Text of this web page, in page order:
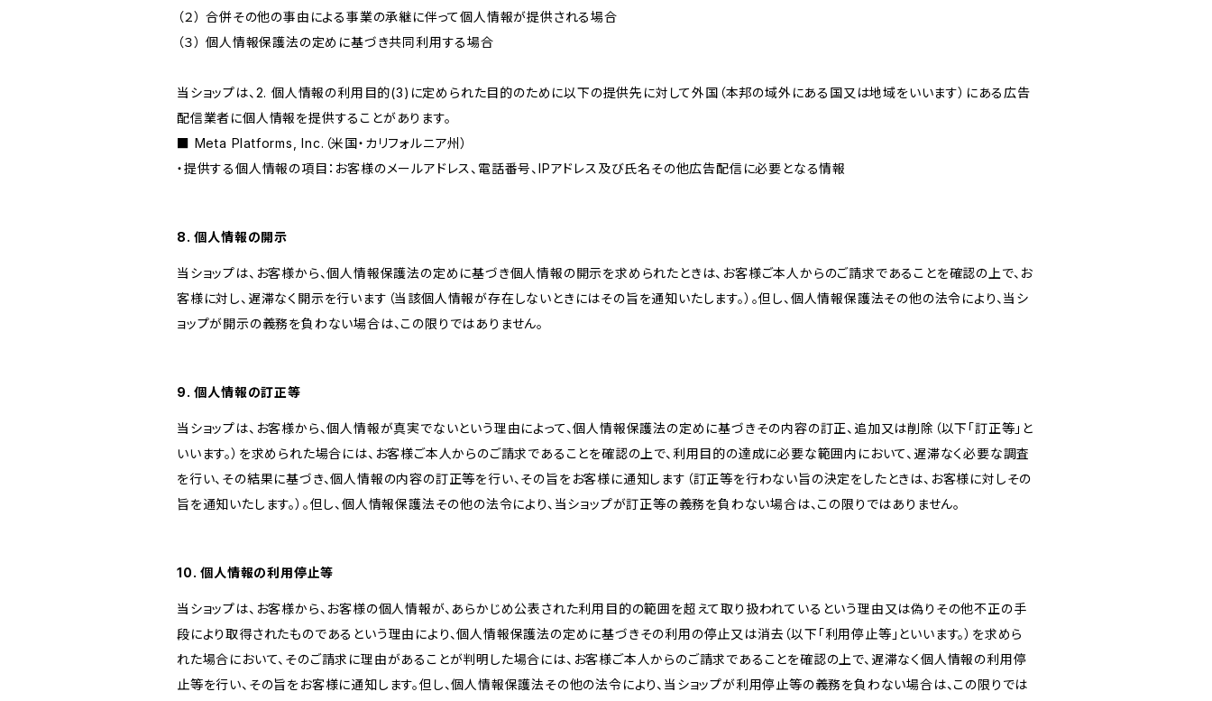
（２） 合併その他の事由による事業の承継に伴って個人情報が提供される場合
（３） 個人情報保護法の定めに基づき共同利用する場合
当ショップは、2. 個人情報の利用目的(3)に定められた目的のために以下の提供先に対して外国（本邦の域外にある国又は地域をいいます）にある広告
配信業者に個人情報を提供することがあります。
■ Meta Platforms, Inc.（米国・カリフォルニア州）
・提供する個人情報の項目：お客様のメールアドレス、電話番号、IPアドレス及び氏名その他広告配信に必要となる情報
8. 個人情報の開示
当ショップは、お客様から、個人情報保護法の定めに基づき個人情報の開示を求められたときは、お客様ご本人からのご請求であることを確認の上で、お
客様に対し、遅滞なく開示を行います（当該個人情報が存在しないときにはその旨を通知いたします。）。但し、個人情報保護法その他の法令により、当シ
ョップが開示の義務を負わない場合は、この限りではありません。
9. 個人情報の訂正等
当ショップは、お客様から、個人情報が真実でないという理由によって、個人情報保護法の定めに基づきその内容の訂正、追加又は削除（以下「訂正等」と
いいます。）を求められた場合には、お客様ご本人からのご請求であることを確認の上で、利用目的の達成に必要な範囲内において、遅滞なく必要な調査
を行い、その結果に基づき、個人情報の内容の訂正等を行い、その旨をお客様に通知します（訂正等を行わない旨の決定をしたときは、お客様に対しその
旨を通知いたします。）。但し、個人情報保護法その他の法令により、当ショップが訂正等の義務を負わない場合は、この限りではありません。
10. 個人情報の利用停止等
当ショップは、お客様から、お客様の個人情報が、あらかじめ公表された利用目的の範囲を超えて取り扱われているという理由又は偽りその他不正の手
段により取得されたものであるという理由により、個人情報保護法の定めに基づきその利用の停止又は消去（以下「利用停止等」といいます。）を求めら
れた場合において、そのご請求に理由があることが判明した場合には、お客様ご本人からのご請求であることを確認の上で、遅滞なく個人情報の利用停
止等を行い、その旨をお客様に通知します。但し、個人情報保護法その他の法令により、当ショップが利用停止等の義務を負わない場合は、この限りでは